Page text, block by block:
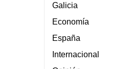
Galicia
Economía
España
Internacional